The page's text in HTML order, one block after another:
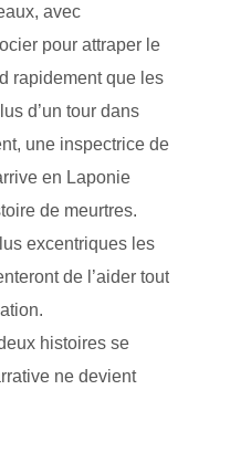
avec
pour attraper le
rapidement que les
d’un tour dans
une inspectrice de
en Laponie
de meurtres.
excentriques les
de l’aider tout
histoires se
ne devient